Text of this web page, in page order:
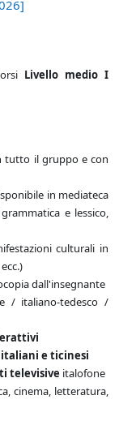
Livello medio I
tutto il gruppo e con
in mediateca
e lessico,
culturali in
dall'insegnante
/ italiano-tedesco /
e ticinesi
televisive italofone
cinema, letteratura,